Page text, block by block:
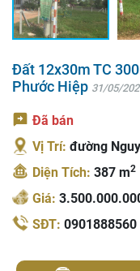
Đất 12x30m TC
Phước Hiệp 31/05/
Đã bán
Vị Trí: đường
Diện Tích: 387 m2
Giá:
SĐT: 0901888560